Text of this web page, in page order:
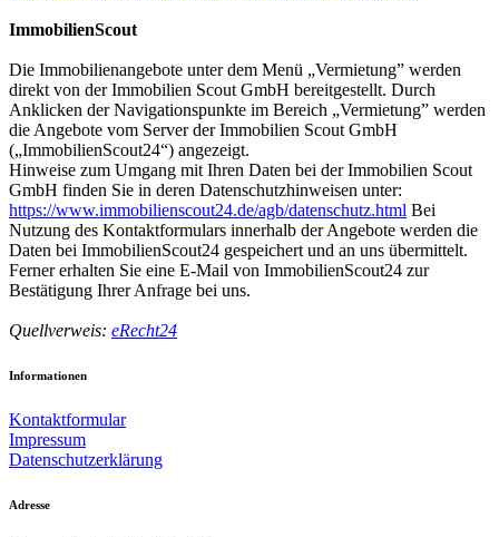
ImmobilienScout
Die Immobilienangebote unter dem Menü „Vermietung” werden
direkt von der Immobilien Scout GmbH bereitgestellt. Durch
Anklicken der Navigationspunkte im Bereich „Vermietung” werden
die Angebote vom Server der Immobilien Scout GmbH
(„ImmobilienScout24“) angezeigt.
Hinweise zum Umgang mit Ihren Daten bei der Immobilien Scout
GmbH finden Sie in deren Datenschutzhinweisen unter:
https://www.immobilienscout24.de/agb/datenschutz.html Bei
Nutzung des Kontaktformulars innerhalb der Angebote werden die
Daten bei ImmobilienScout24 gespeichert und an uns übermittelt.
Ferner erhalten Sie eine E-Mail von ImmobilienScout24 zur
Bestätigung Ihrer Anfrage bei uns.
Quellverweis: eRecht24
Informationen
Kontaktformular
Impressum
Datenschutzerklärung
Adresse